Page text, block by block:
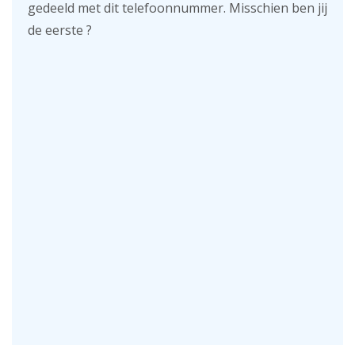
gedeeld met dit telefoonnummer. Misschien ben jij
de eerste ?